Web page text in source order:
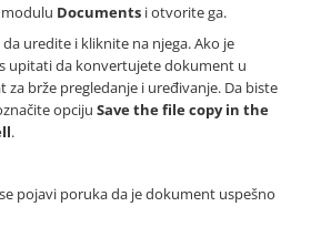
Documents i otvorite ga.
uredite i kliknite na njega. Ako je
upitati da konvertujete dokument u
za brže pregledanje i uređivanje. Da biste
opciju Save the file copy in the
.
pojavi poruka da je dokument uspešno